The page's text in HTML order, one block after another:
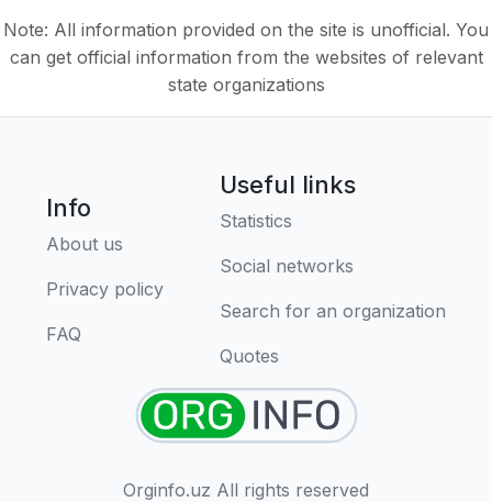
Note: All information provided on the site is unofficial. You
can get official information from the websites of relevant
state organizations
Orginfo.uz All rights reserved
Info
About us
Privacy policy
FAQ
Useful links
Statistics
Social networks
Search for an organization
Quotes